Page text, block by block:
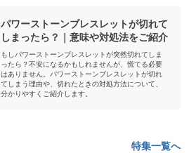
パワーストーンブレスレットが切れて
しまったら？｜意味や対処法をご紹介
もしパワーストーンブレスレットが突然切れてしま
ったら？不安になるかもしれませんが、慌てる必要
はありません。パワーストーンブレスレットが切れ
てしまう理由や、切れたときの対処方法について、
分かりやすくご紹介します。
特集一覧へ